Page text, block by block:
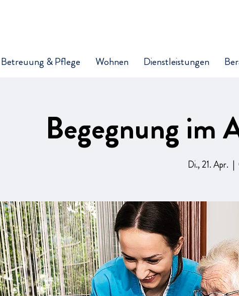
Betreuung & Pflege Wohnen Dienstleistungen
Begegnung im
Di., 21. Apr.
  |